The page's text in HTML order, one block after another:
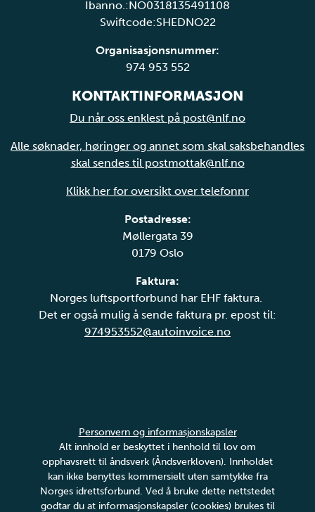
Ibanno.:NO0318135491108
Swiftcode:SHEDNO22
Organisasjonsnummer:
974 953 552
KONTAKTINFORMASJON
Du når oss enklest på post@nlf.no
Alle søknader, høringer og annet som skal saksbehandles
skal sendes til postmottak@nlf.no
Klikk her for oversikt over telefonnr
Postadresse:
Møllergata 39
0179 Oslo
Faktura:
Norges luftsportforbund har EHF faktura.
Det er også mulig å sende faktura pr. epost til:
974953552@autoinvoice.no
Personvern og informasjonskapsler
Alt innhold er beskyttet i henhold til lov om
opphavsrett til åndsverk (Åndsverkloven). Innholdet
kan ikke benyttes kommersielt uten samtykke fra
Norges idrettsforbund. Ved å bruke dette nettstedet
godtar du at informasjonskapsler (cookies) brukes til